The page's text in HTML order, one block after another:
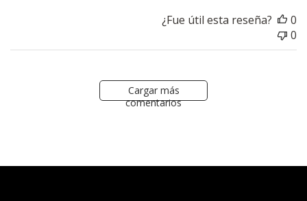
¿Fue útil esta reseña?
0
0
Cargar más
comentarios